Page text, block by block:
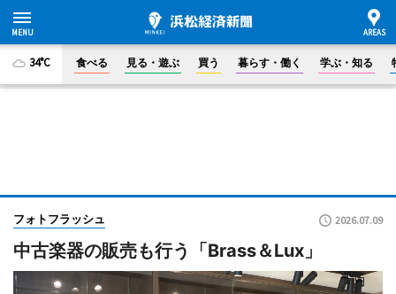
34°C 食べる 見る・遊ぶ 買う 暮らす・働く 学ぶ・知る
フォトフラッシュ 2026.07.09
中古楽器の販売も行う「Brass＆Lux」